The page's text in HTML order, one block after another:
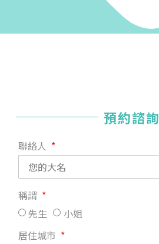
預約諮詢
聯絡人
稱謂
先生
小姐
居住城市